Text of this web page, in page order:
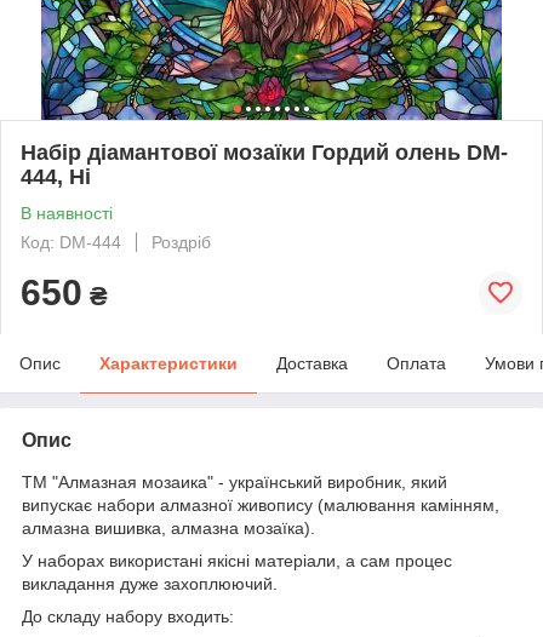
Набір діамантової мозаїки Гордий олень DM-
444, Ні
В наявності
Код: DM-444
Роздріб
650 ₴
Опис Характеристики Доставка Оплата Умови
Опис
ТМ "Алмазная мозаика" - український виробник, який
випускає набори алмазної живопису (малювання камінням,
алмазна вишивка, алмазна мозаїка).
У наборах використані якісні матеріали, а сам процес
викладання дуже захоплюючий.
До складу набору входить: